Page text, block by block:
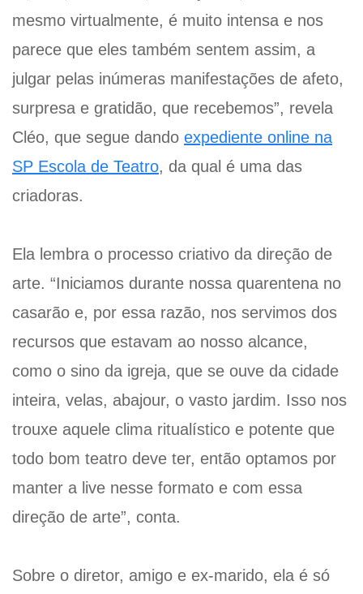
mesmo virtualmente, é muito intensa e nos
parece que eles também sentem assim, a
julgar pelas inúmeras manifestações de afeto,
surpresa e gratidão, que recebemos”, revela
Cléo, que segue dando expediente online na
SP Escola de Teatro, da qual é uma das
criadoras.
Ela lembra o processo criativo da direção de
arte. “Iniciamos durante nossa quarentena no
casarão e, por essa razão, nos servimos dos
recursos que estavam ao nosso alcance,
como o sino da igreja, que se ouve da cidade
inteira, velas, abajour, o vasto jardim. Isso nos
trouxe aquele clima ritualístico e potente que
todo bom teatro deve ter, então optamos por
manter a live nesse formato e com essa
direção de arte”, conta.
Sobre o diretor, amigo e ex-marido, ela é só